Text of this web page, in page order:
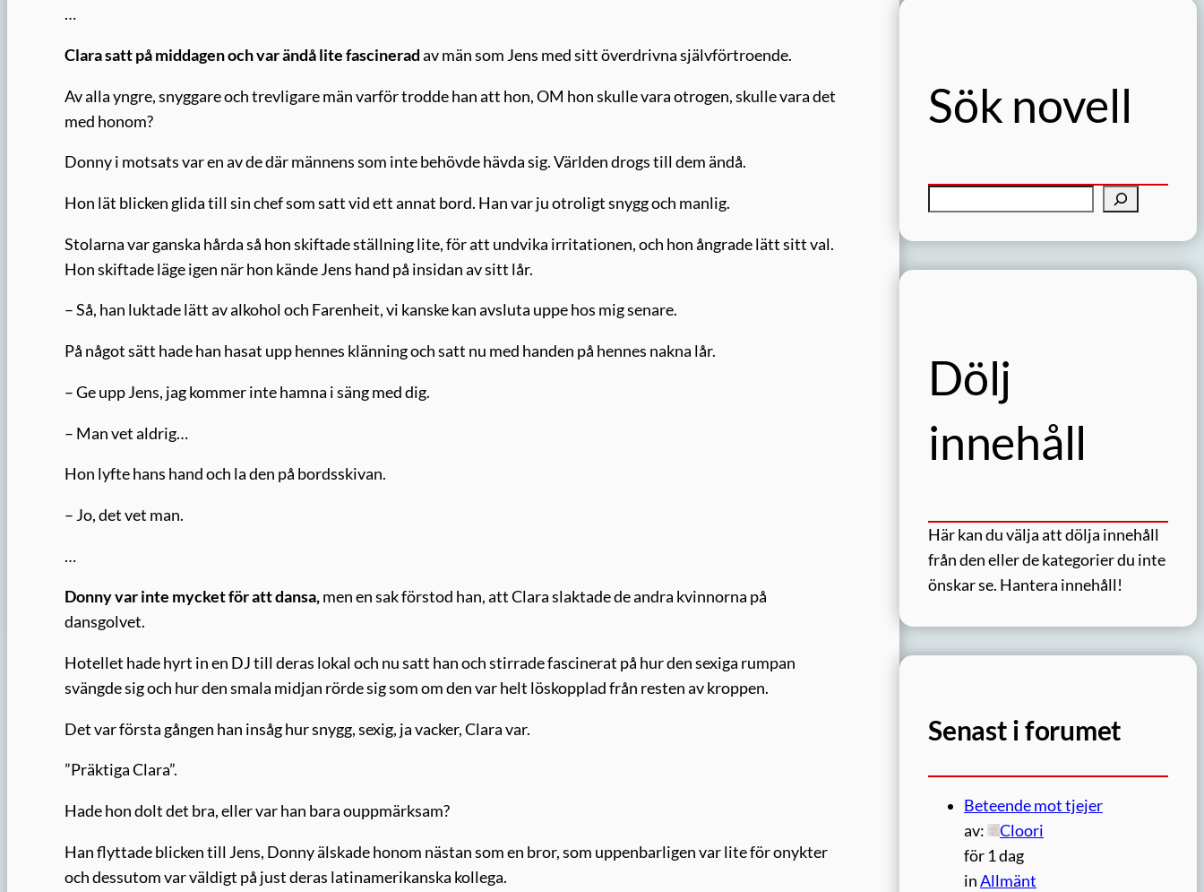
…
Clara satt på middagen och var ändå lite fascineradav män som Jens med sitt överdrivna självförtroende.
Av alla yngre, snyggare och trevligare män varför trodde han att hon, OM hon skulle vara otrogen, skulle vara det
med honom?
Donny i motsats var en av de där männens som inte behövde hävda sig. Världen drogs till dem ändå.
Hon lät blicken glida till sin chef som satt vid ett annat bord. Han var ju otroligt snygg och manlig.
Stolarna var ganska hårda så hon skiftade ställning lite, för att undvika irritationen, och hon ångrade lätt sitt val.
Hon skiftade läge igen när hon kände Jens hand på insidan av sitt lår.
– Så, han luktade lätt av alkohol och Farenheit, vi kanske kan avsluta uppe hos mig senare.
På något sätt hade han hasat upp hennes klänning och satt nu med handen på hennes nakna lår.
– Ge upp Jens, jag kommer inte hamna i säng med dig.
– Man vet aldrig…
Hon lyfte hans hand och la den på bordsskivan.
– Jo, det vet man.
…
Donny var inte mycket för att dansa,men en sak förstod han, att Clara slaktade de andra kvinnorna på
dansgolvet.
Hotellet hade hyrt in en DJ till deras lokal och nu satt han och stirrade fascinerat på hur den sexiga rumpan
svängde sig och hur den smala midjan rörde sig som om den var helt löskopplad från resten av kroppen.
Det var första gången han insåg hur snygg, sexig, ja vacker, Clara var.
”Präktiga Clara”.
Hade hon dolt det bra, eller var han bara ouppmärksam?
Han flyttade blicken till Jens, Donny älskade honom nästan som en bror, som uppenbarligen var lite för onykter
och dessutom var väldigt på just deras latinamerikanska kollega.
Sök novell
k
Dölj
innehåll
Här kan du välja att dölja innehåll
från den eller de kategorier du inte
önskar se. Hantera innehåll!
Senast i forumet
Beteende mot tjejer
av:
Cloori
för 1 dag
inAllmänt